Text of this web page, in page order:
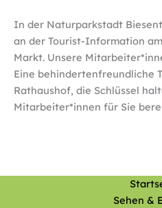
In der Naturparkstadt
an der Tourist-Information
Markt. Unsere
Eine behindertenfreundliche
Rathaushof, die Schlüssel
Mitarbeiter*innen für Sie
Sehen &